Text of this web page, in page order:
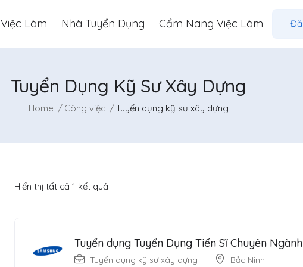
Việc Làm Nhà Tuyển Dụng Cẩm Nang Việc Làm
Tuyển Dụng Kỹ Sư Xây Dựng
Home Công việc Tuyển dụng kỹ sư xây dựng
Hiển thị tất cả 1 kết quả
Tuyển dụng Tuyển Dụng Tiến Sĩ Chuyên
Tuyển dụng kỹ sư xây dựng Bắc Ninh